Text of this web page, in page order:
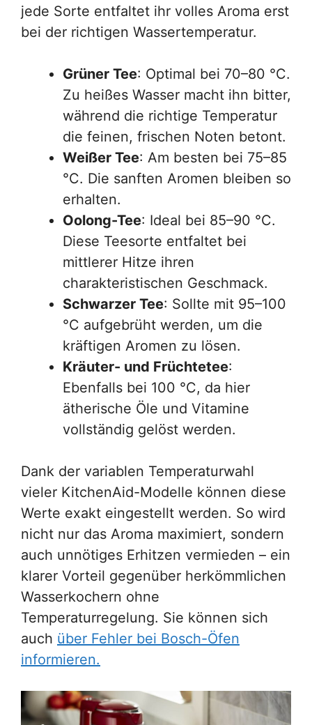
jede Sorte entfaltet ihr volles Aroma erst
bei der richtigen Wassertemperatur.
Grüner Tee: Optimal bei 70–80 °C.
Zu heißes Wasser macht ihn bitter,
während die richtige Temperatur
die feinen, frischen Noten betont.
Weißer Tee: Am besten bei 75–85
°C. Die sanften Aromen bleiben so
erhalten.
Oolong-Tee: Ideal bei 85–90 °C.
Diese Teesorte entfaltet bei
mittlerer Hitze ihren
charakteristischen Geschmack.
Schwarzer Tee: Sollte mit 95–100
°C aufgebrüht werden, um die
kräftigen Aromen zu lösen.
Kräuter- und Früchtetee:
Ebenfalls bei 100 °C, da hier
ätherische Öle und Vitamine
vollständig gelöst werden.
Dank der variablen Temperaturwahl
vieler KitchenAid-Modelle können diese
Werte exakt eingestellt werden. So wird
nicht nur das Aroma maximiert, sondern
auch unnötiges Erhitzen vermieden – ein
klarer Vorteil gegenüber herkömmlichen
Wasserkochern ohne
Temperaturregelung. Sie können sich
auch über Fehler bei Bosch-Öfen
informieren.